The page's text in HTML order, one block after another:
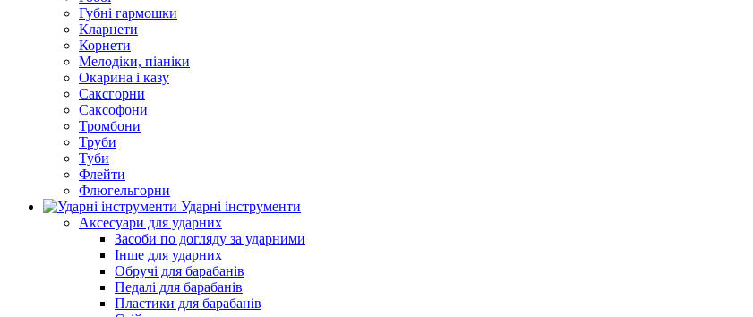
Губні гармошки
Кларнети
Корнети
Мелодіки, піаніки
Окарина і казу
Саксгорни
Саксофони
Тромбони
Труби
Туби
Флейти
Флюгельгорни
Ударні інструменти
Аксесуари для ударних
Засоби по догляду за ударними
Інше для ударних
Обручі для барабанів
Педалі для барабанів
Пластики для барабанів